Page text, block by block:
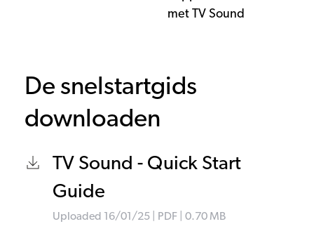
met TV Sound
De snelstartgids
downloaden
TV Sound - Quick Start
Guide
Uploaded 16/01/25 PDF | 0.70 MB